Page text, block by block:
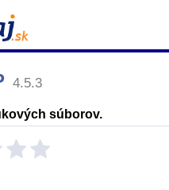
4.5.3
súborov.